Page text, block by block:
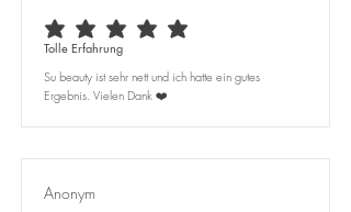
durchschnittliches Rating ist 5 von 5
Tolle Erfahrung
Su beauty ist sehr nett und ich hatte ein gutes
Ergebnis. Vielen Dank ❤️
Anonym